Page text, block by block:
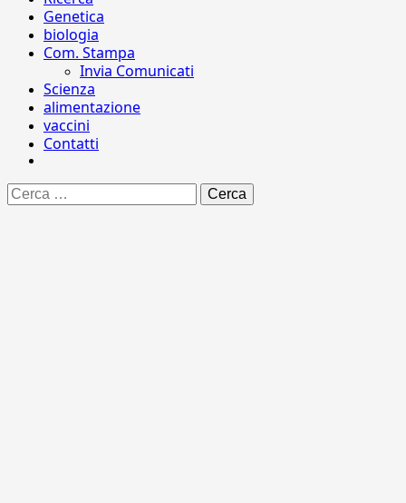
Genetica
biologia
Com. Stampa
Invia Comunicati
Scienza
alimentazione
vaccini
Contatti
Ricerca
per: